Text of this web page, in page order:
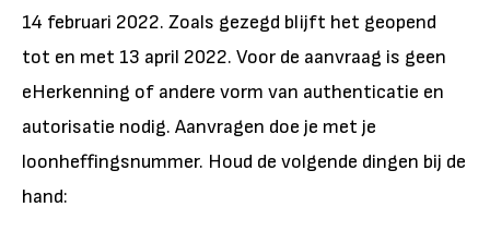
14 februari 2022. Zoals gezegd blijft het geopend
tot en met 13 april 2022. Voor de aanvraag is geen
eHerkenning of andere vorm van authenticatie en
autorisatie nodig. Aanvragen doe je met je
loonheffingsnummer. Houd de volgende dingen bij de
hand: